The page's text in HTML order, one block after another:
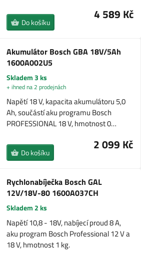
4 589 Kč
Do košíku
Akumulátor Bosch GBA 18V/5Ah
1600A002U5
Skladem 3 ks
+ ihned na 2 prodejnách
Napětí 18 V, kapacita akumulátoru 5,0
Ah, součástí aku programu Bosch
PROFESSIONAL 18 V, hmotnost 0…
2 099 Kč
Do košíku
Rychlonabíječka Bosch GAL
12V/18V-80 1600A037CH
Skladem 2 ks
Napětí 10,8 - 18V, nabíjecí proud 8 A,
aku program Bosch Professional 12 V a
18 V, hmotnost 1 kg.